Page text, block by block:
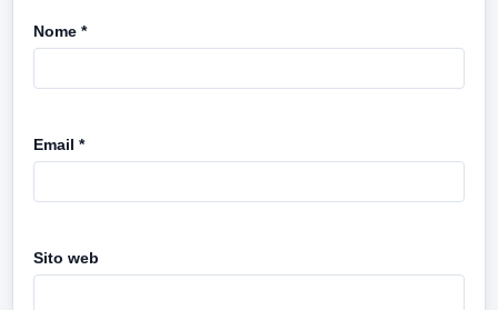
Nome *
Email *
Sito web